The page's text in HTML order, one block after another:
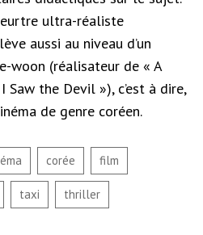
ultra-réaliste
aussi au niveau d’un
woon (réalisateur de « A
the Devil »), c’est à dire,
de genre coréen.